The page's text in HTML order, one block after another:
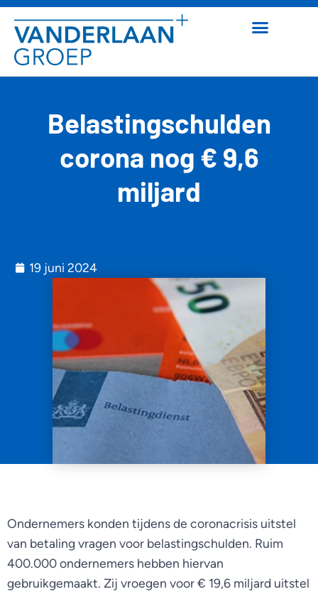
Belastingschulden
corona nog € 9,6
miljard
19 juni 2024
Ondernemers konden tijdens de coronacrisis uitstel
van betaling vragen voor belastingschulden. Ruim
400.000 ondernemers hebben hiervan
gebruikgemaakt. Zij vroegen voor € 19,6 miljard uitstel